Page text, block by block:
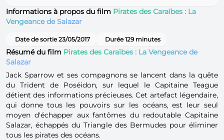
Informations à propos du film Pirates des Caraïbes : La
Vengeance de Salazar
Date de sortie 23/05/2017 Durée 129 minutes
Résumé du film Pirates des Caraïbes : La Vengeance de
Salazar
Jack Sparrow et ses compagnons se lancent dans la quête
du Trident de Poséidon, sur lequel le Capitaine Teague
détient des informations précieuses. Cet artefact légendaire,
qui donne tous les pouvoirs sur les océans, est leur seul
moyen d'échapper aux fantômes du redoutable Capitaine
Salazar, échappés du Triangle des Bermudes pour éliminer
tous les pirates des océans.